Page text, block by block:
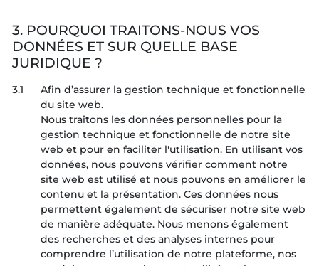
3. POURQUOI TRAITONS-NOUS VOS
DONNÉES ET SUR QUELLE BASE
JURIDIQUE ?
3.1
Afin d’assurer la gestion technique et fonctionnelle
du site web.
Nous traitons les données personnelles pour la
gestion technique et fonctionnelle de notre site
web et pour en faciliter l'utilisation. En utilisant vos
données, nous pouvons vérifier comment notre
site web est utilisé et nous pouvons en améliorer le
contenu et la présentation. Ces données nous
permettent également de sécuriser notre site web
de manière adéquate. Nous menons également
des recherches et des analyses internes pour
comprendre l’utilisation de notre plateforme, nos